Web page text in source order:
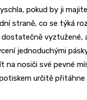
pokud by ji
straně, co se týká
vyztužené,
jednoduchými
na nosiči své pevné
určitě